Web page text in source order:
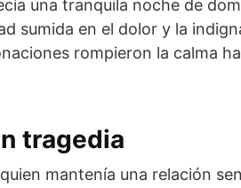
una tranquila noche de
sumida en el dolor y la
rompieron la calma
tragedia
mantenía una relación